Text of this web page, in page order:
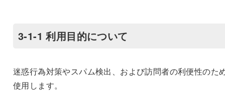
3-1-1 利用目的について
迷惑行為対策やスパム検出、および訪問者の利便性のた
使用します。